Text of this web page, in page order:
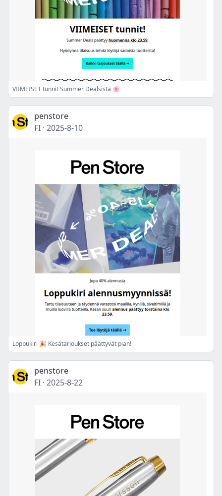
VIIMEISET tunnit Summer Dealsista 🌸
penstore
FI · 2025-8-10
Loppukiri 🎉 Kesätarjoukset päättyvät pian!
penstore
FI · 2025-8-22